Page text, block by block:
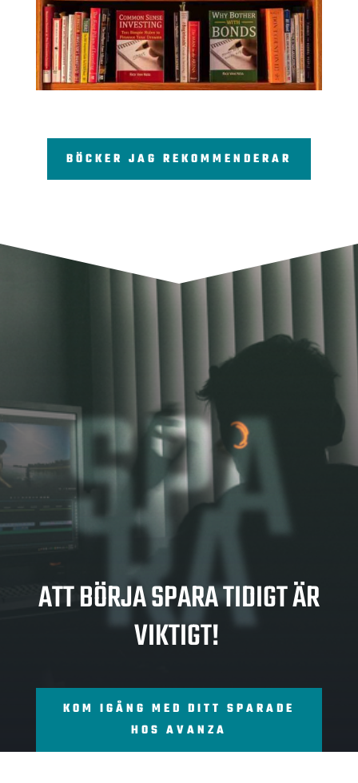
BÖCKER JAG REKOMMENDERAR
SPA
RA
ATT BÖRJA SPARA TIDIGT ÄR
VIKTIGT!
KOM IGÅNG MED DITT SPARADE
HOS AVANZA